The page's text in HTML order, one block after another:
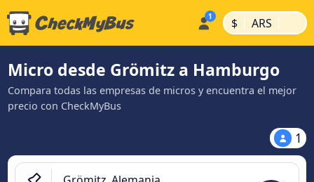
$ | ARS |
Micro desde Grömitz a Hamburgo
Compara todas las empresas de micros y encuentra el mejor
precio con CheckMyBus
1